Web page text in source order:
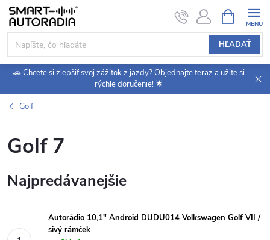
Prejsť
obsah
HĽADAŤ
KOŠÍK
🚗 Chcete si zlepšiť svoj zážitok z jazdy? Objednajte teraz a užite si
rýchle doručenie! 🌟
Golf
Golf 7
Najpredávanejšie
Autorádio 10,1" Android DUDU014 Volkswagen Golf VII /
sivý rámček